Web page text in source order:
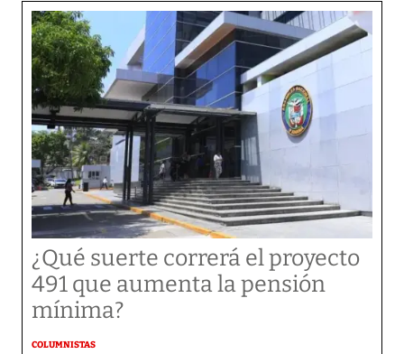
¿Qué suerte correrá el proyecto
491 que aumenta la pensión
mínima?
COLUMNISTAS